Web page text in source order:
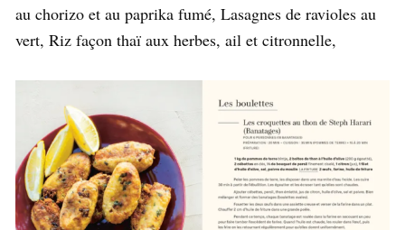
au chorizo et au paprika fumé, Lasagnes de ravioles au
vert, Riz façon thaï aux herbes, ail et citronnelle,